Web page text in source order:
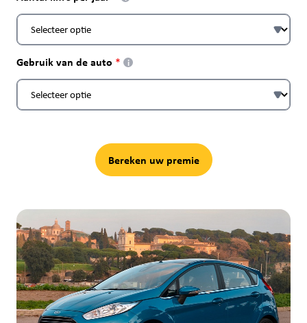
Gebruik van de auto i
Bereken uw premie